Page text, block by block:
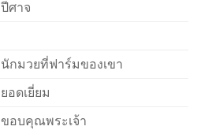
ปีศาจ
นักมวยที่ฟาร์มของเขา
ยอดเยี่ยม
ขอบคุณพระเจ้า